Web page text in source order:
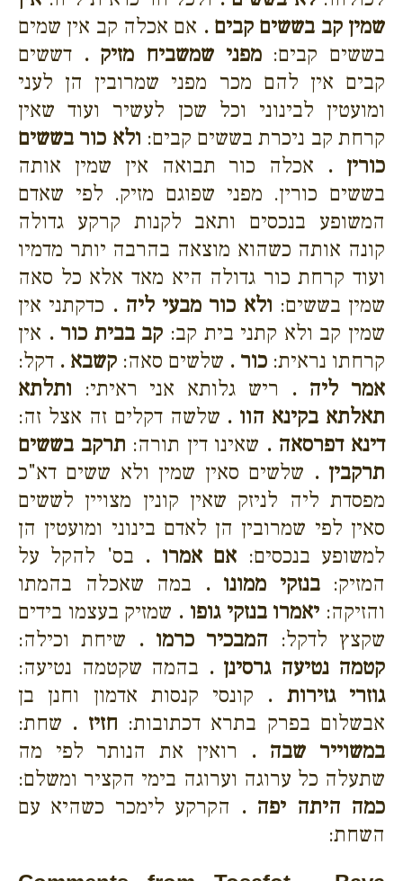
שמין קב בששים קבים . אם אכלה קב אין שמים
בששים קבים:מפני שמשביח מזיק . דששים
קבים אין להם מכר מפני שמרובין הן לעני
ומועטין לבינוני וכל שכן לעשיר ועוד שאין
קרחת קב ניכרת בששים קבים: ולא כור בששים
כורין . אכלה כור תבואה אין שמין אותה
בששים כורין. מפני שפוגם מזיק. לפי שאדם
המשופע בנכסים ותאב לקנות קרקע גדולה
קונה אותה כשהוא מוצאה בהרבה יותר מדמיו
ועוד קרחת כור גדולה היא מאד אלא כל סאה
שמין בששים: ולא כור מבעי ליה . כדקתני אין
שמין קב ולא קתני בית קב: קב בבית כור . אין
קרחתו נראית: כור . שלשים סאה: קשבא . דקל:
אמר ליה . ריש גלותא אני ראיתי: ותלתא
תאלתא בקינא הוו . שלשה דקלים זה אצל זה:
דינא דפרסאה . שאינו דין תורה: תרקב בששים
תרקבין . שלשים סאין שמין ולא ששים דא"כ
מפסדת ליה לניזק שאין קונין מצויין לששים
סאין לפי שמרובין הן לאדם בינוני ומועטין הן
למשופע בנכסים: אם אמרו . בס' להקל על
המזיק:בנזקי ממונו . במה שאכלה בהמתו
והזיקה: יאמרו בנזקי גופו . שמזיק בעצמו בידים
שקצץ לדקל: המבכיר כרמו . שיחת וכילה:
קטמה נטיעה גרסינן . בהמה שקטמה נטיעה:
גוזרי גזירות . קונסי קנסות אדמון וחנן בן
אבשלום בפרק בתרא דכתובות: חזיז . שחת:
במשוייר שבה . רואין את הנותר לפי מה
שתעלה כל ערוגה וערוגה בימי הקציר ומשלם:
כמה היתה יפה . הקרקע לימכר כשהיא עם
השחת: